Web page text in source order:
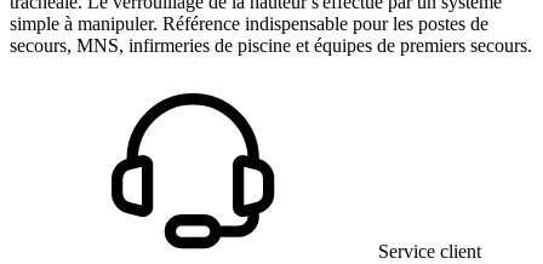
simple à manipuler. Référence indispensable pour les postes de
secours, MNS, infirmeries de piscine et équipes de premiers secours.
Service client